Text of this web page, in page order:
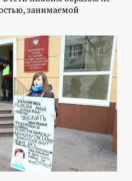
занимаемой